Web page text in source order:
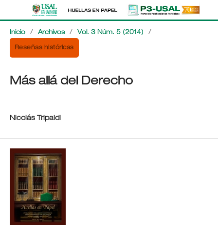
Inicio / Archivos / Vol. 3 Núm. 5 (2014) /
Reseñas históricas
Más allá del Derecho
Nicolás Tripaldi